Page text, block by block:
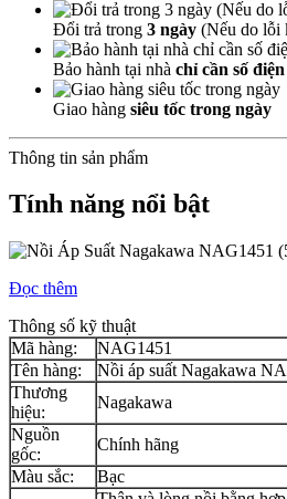
Đổi trả trong 3 ngày (Nếu do lỗi
Bảo hành tại nhà chỉ cần số
Giao hàng siêu tốc trong ngày
Thông tin sản phẩm
Tính năng nổi bật
Đọc thêm
Thông số kỹ thuật
Mã hàng:
NAG1451
Tên hàng:
Nồi áp suất Nagakawa
Thương
hiệu:
Nagakawa
Nguồn
gốc:
Chính hãng
Màu sắc:
Bạc